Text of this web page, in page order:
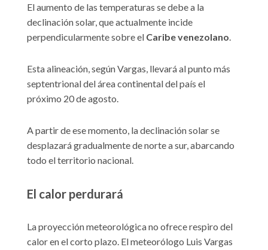
El aumento de las temperaturas se debe a la
declinación solar, que actualmente incide
perpendicularmente sobre el Caribe venezolano
Esta alineación, según Vargas, llevará al punto más
septentrional del área continental del país el
próximo 20 de agosto.
A partir de ese momento, la declinación solar se
desplazará gradualmente de norte a sur, abarcando
todo el territorio nacional.
El calor perdurará
La proyección meteorológica no ofrece respiro del
calor en el corto plazo. El meteorólogo Luis Vargas